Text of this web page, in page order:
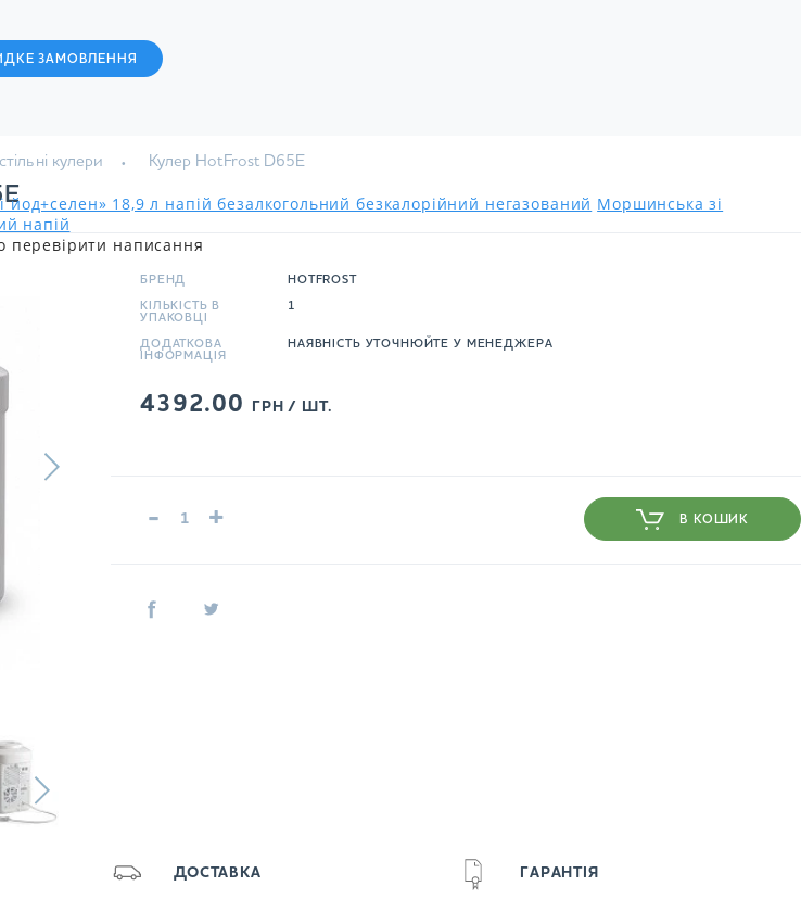
ЗАМОВЛЕННЯ
18,9 л напій безалкогольний безкалорійний негазований Моршинська зі
напій
перевірити написання
кулери Кулер HotFrost D65E
БРЕНД HOTFROST
КІЛЬКІСТЬ В
УПАКОВЦІ
1
ДОДАТКОВА
IНФОРМАЦIЯ
НАЯВНІСТЬ УТОЧНЮЙТЕ У МЕНЕДЖЕРА
4392.00 ГРН / ШТ.
- + В КОШИК
ДОСТАВКА ГАРАНТІЯ